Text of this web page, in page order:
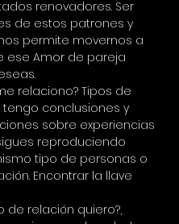
renovadores. Ser
de estos patrones y
permite movernos a
ese Amor de pareja
relaciono? Tipos de
tengo conclusiones y
sobre experiencias
reproduciendo
tipo de personas o
Encontrar la llave
de relación quiero?,